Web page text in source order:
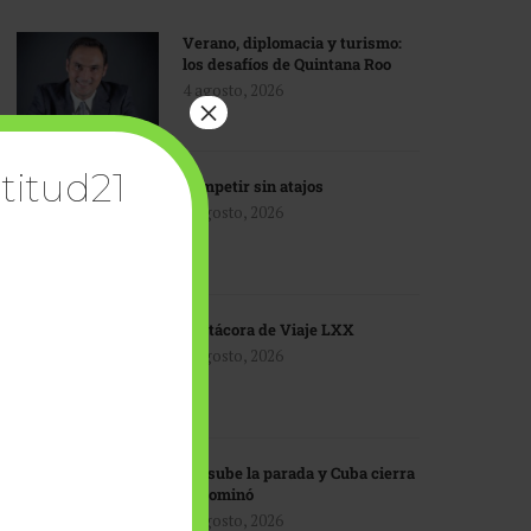
Verano, diplomacia y turismo:
los desafíos de Quintana Roo
4 agosto, 2026
Competir sin atajos
4 agosto, 2026
Bitácora de Viaje LXX
3 agosto, 2026
EU sube la parada y Cuba cierra
el dominó
3 agosto, 2026
×